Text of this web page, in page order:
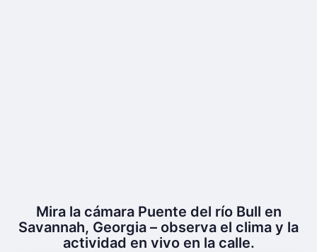
Mira la cámara Puente del río Bull en
Savannah, Georgia – observa el clima y la
actividad en vivo en la calle.